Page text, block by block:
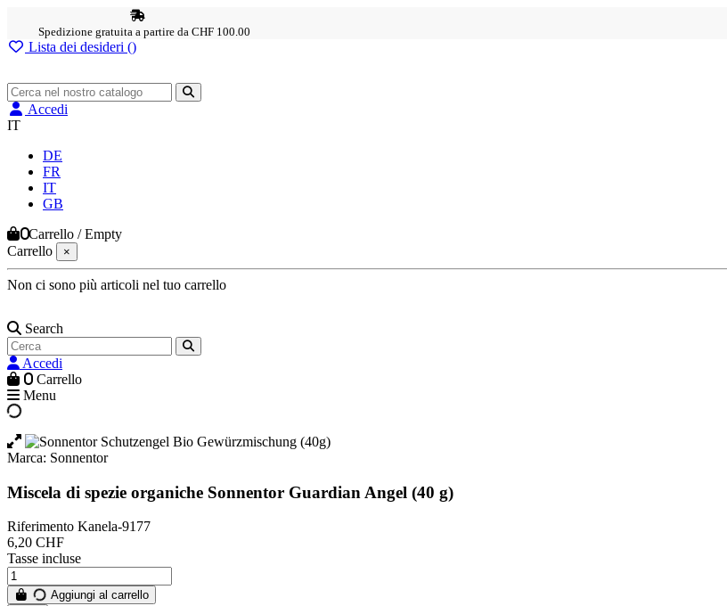
Spedizione gratuita a partire da CHF 100.00
Lista dei desideri ()
Accedi
IT
DE
FR
IT
GB
0Carrello /Empty
Carrello
×
Non ci sono più articoli nel tuo carrello
Search
Accedi
0 Carrello
Menu
Marca: Sonnentor
Miscela di spezie organiche Sonnentor Guardian Angel (40 g)
Riferimento Kanela-9177
6,20 CHF
Tasse incluse
Aggiungi al carrello